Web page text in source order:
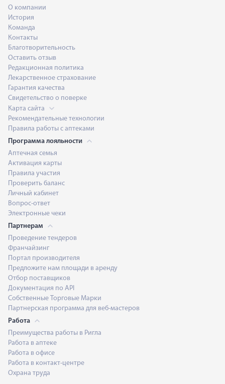
О компании
История
Команда
Контакты
Благотворительность
Оставить отзыв
Редакционная политика
Лекарственное страхование
Гарантия качества
Свидетельство о поверке
Карта сайта
Рекомендательные технологии
Правила работы с аптеками
Программа лояльности
Аптечная семья
Активация карты
Правила участия
Проверить баланс
Личный кабинет
Вопрос-ответ
Электронные чеки
Партнерам
Проведение тендеров
Франчайзинг
Портал производителя
Предложите нам площади в аренду
Отбор поставщиков
Документация по API
Собственные Торговые Марки
Партнерская программа для веб-мастеров
Работа
Преимущества работы в Ригла
Работа в аптеке
Работа в офисе
Работа в контакт-центре
Охрана труда